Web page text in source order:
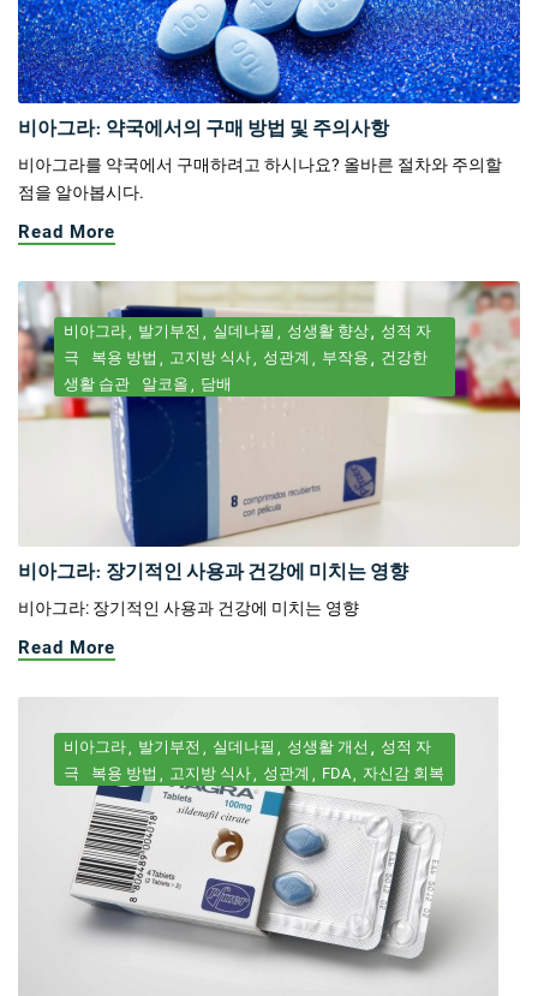
비아그라: 약국에서의 구매 방법 및 주의사항
비아그라를 약국에서 구매하려고 하시나요? 올바른 절차와 주의할
점을 알아봅시다.
Read More
비아그라 발기부전 실데나필 성생활 향상
성적 자
극
복용 방법 고지방 식사 성관계 부작용
건강한
생활 습관
알코올 담배
비아그라: 장기적인 사용과 건강에 미치는 영향
비아그라: 장기적인 사용과 건강에 미치는 영향
Read More
비아그라 발기부전 실데나필 성생활 개선
성적 자
극
복용 방법 고지방 식사 성관계 FDA 자신감 회복